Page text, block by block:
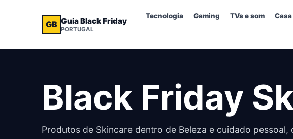
GB Guia Black Friday
PORTUGAL
Tecnologia Gaming TVs e som Casa
Black Friday
Produtos de Skincare dentro de Beleza e cuidado